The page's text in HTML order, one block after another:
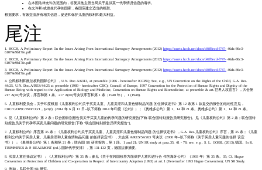
在本国法律允许的范围内，答复其他主管当局关于提供某一代孕情况信息的请求。
在允许和/或发生代孕的国家，各国应建立适当的框架。
根据要求，有效交流所有相关信息，促进和保护儿童的权利和最大利益。
尾注
1. HCCH, A Preliminary Report On the Issues Arising From International Surrogacy Arrangements (2012) https://assets.hcch.net/docs/d4ff8ecd-f747- 46da-86c3-
61074e9b17fe.pdf
2. HCCH, A Preliminary Report On the Issues Arising From International Surrogacy Arrangements (2012) https://assets.hcch.net/docs/d4ff8ecd-f747- 46da-86c3-
61074e9b17fe.pdf
3. HCCH, A Preliminary Report On the Issues Arising From International Surrogacy Arrangements (2012) https://assets.hcch.net/docs/d4ff8ecd-f747- 46da-86c3-
61074e9b17fe.pdf
4. 公民权利和政治权利国际公约》，U.N. Doc.A/6313, at preamble (1966 - hereinafter ICCPR); See, e.g., UN Convention on the Rights of the Child, G.A. Res.
44/25, U.N. Doc.A/RES/44/25 at preamble (1989 - hereinafter CRC); Council of Europe, 1997 Convention for the Protection of Human Rights and Dignity of the
Human Being with regard to the Application of Biology and Medicine, Convention on Human Rights and Biomedicine, at preamble & art.世界人权宣言》，大会第
217 A(III)号决议，序言和第 1 条。217 A(III)号决议序言和第 1 条（1948 年）。1 (1948).
5. 儿童权利委员会，关于印度根据《儿童权利公约关于买卖儿童、儿童卖淫和儿童色情制品问题 的任择议定书》第 12 条第 1 款提交的报告的结论性意见，
CRC/C/OPSC/IND/CO/1，§23(f)（2014 年 6 月 13 日--以下简称 2014 年印度《公约》）；《奥维多公约》第 1、14 和 21 条。奥维多公约》第 1、14 和 21 条。
6. 见《儿童权利公约》第 2 条；联合国特别报告员关于买卖儿童的代孕问题的研究报告[下称 联合国特别报告员研究报告]。见《儿童权利公约》第 2 条；联合国特
别报告员关于代孕即买卖儿童问题的研究报告[下称 "联合国特别报告员研究报告"]。
7. 儿童权利公约》序言第 35 条；《儿童权利公约关于买卖儿童、儿童卖淫和儿童色情制品问题 的任择议定书》，G.A. Res.儿童权利公约》序言，第 35 条；《儿童
权利公约关于买卖儿童、儿童卖淫和儿童色情制品问题 的任择议定书》，大会第 A/RES/54/263 号决议（2000 年--以下简称《关于买卖儿童问题的任择 议定
书》）；《奥维多公约》第 1 条和第 21 条；联合国 SR 研究报告，第 1 段。1 and 21; UN SR study at para.35, 41 - 78; see, e.g., S. L. GOSSL (2013).德国。In K.
TRIMMINGS & P. BEAUMONT (ed.).国际代孕安排》，第 131-132 页，德国法律摘要。
8. 买卖儿童任择议定书》；《儿童权利公约》第 35 条；参见《关于在跨国收养方面保护儿童和进行合 作的海牙公约》（1993 年）第 35 条。35; Cf. Hague
Convention on Protection of Children and Co-operation in Respect of Intercountry Adoption (1993) at art.1 (Hereinafter 1993 Hague Convention); UN SR Study.
9. 例如，见联合国 SR 研究。